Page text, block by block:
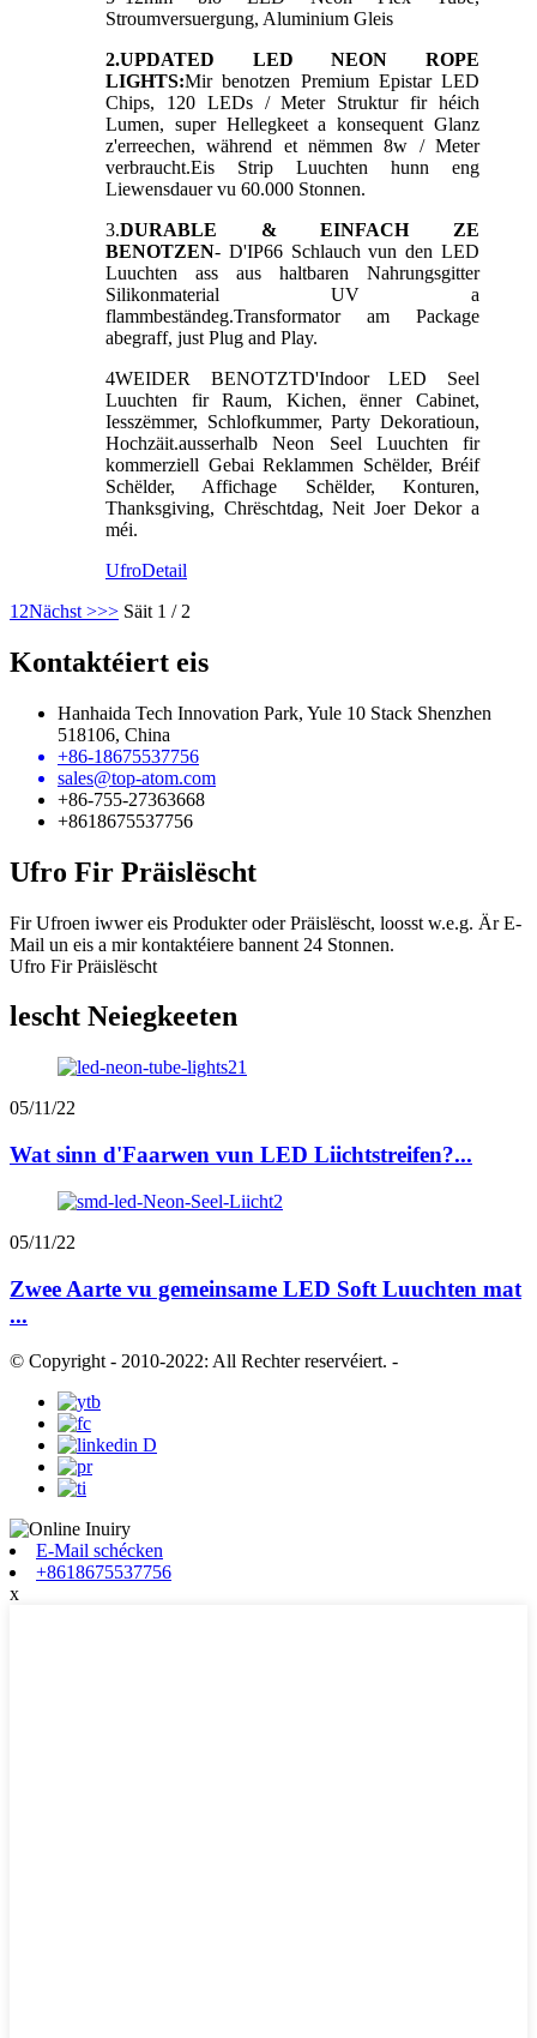
Stroumversuergung, Aluminium Gleis
2.UPDATED LED NEON ROPE
LIGHTS:Mir benotzen Premium Epistar LED
Chips, 120 LEDs / Meter Struktur fir héich
Lumen, super Hellegkeet a konsequent Glanz
z'erreechen, während et nëmmen 8w / Meter
verbraucht.Eis Strip Luuchten hunn eng
Liewensdauer vu 60.000 Stonnen.
3.DURABLE & EINFACH ZE
BENOTZEN- D'IP66 Schlauch vun den LED
Luuchten ass aus haltbaren Nahrungsgitter
Silikonmaterial UV a
flammbeständeg.Transformator am Package
abegraff, just Plug and Play.
4WEIDER BENOTZTD'Indoor LED Seel
Luuchten fir Raum, Kichen, ënner Cabinet,
Iesszëmmer, Schlofkummer, Party Dekoratioun,
Hochzäit.ausserhalb Neon Seel Luuchten fir
kommerziell Gebai Reklammen Schëlder, Bréif
Schëlder, Affichage Schëlder, Konturen,
Thanksgiving, Chrëschtdag, Neit Joer Dekor a
méi.
UfroDetail
1 2Nächst >>> Säit 1 / 2
Kontaktéiert eis
Hanhaida Tech Innovation Park, Yule 10 Stack Shenzhen
518106, China
+86-18675537756
sales@top-atom.com
+86-755-27363668
+8618675537756
Ufro Fir Präislëscht
Fir Ufroen iwwer eis Produkter oder Präislëscht, loosst w.e.g. Är E-
Mail un eis a mir kontaktéiere bannent 24 Stonnen.
Ufro Fir Präislëscht
lescht Neiegkeeten
05/11/22
Wat sinn d'Faarwen vun LED Liichtstreifen?...
05/11/22
Zwee Aarte vu gemeinsame LED Soft Luuchten mat
...
© Copyright - 2010-2022: All Rechter reservéiert. -
E-Mail schécken
+8618675537756
x